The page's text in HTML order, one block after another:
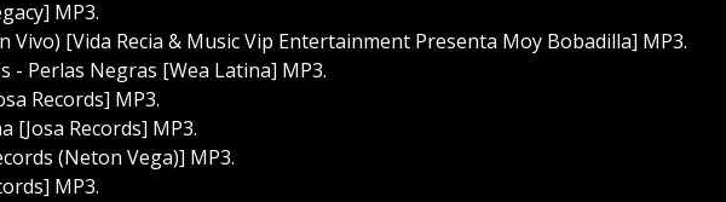
MP3.
Vivo) [Vida Recia & Music Vip Entertainment Presenta Moy Bobadilla] MP3.
- Perlas Negras [Wea Latina] MP3.
Records] MP3.
[Josa Records] MP3.
(Neton Vega)] MP3.
MP3.